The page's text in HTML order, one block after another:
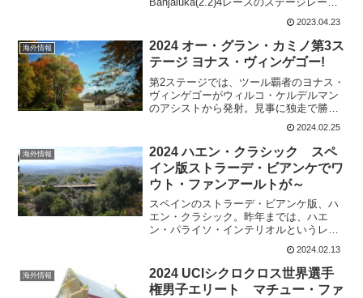
で2クラスのレースだった。このレース
で、ゴール前に恐ろしい光景が目撃され
ている。以下のツイートでは、何も見...
2023.04.23
海外情報
2024 オー・グラン・カミノ第3ス
テージ ヨナス・ヴィンゲゴー!
第2ステージでは、ツール覇者のヨナス・
ヴィンゲゴーがウィルコ・ケルデルマン
のアシストから発射。見事に独走で勝利
した。最後まで、食い下がったのは
INEOS Grenadiersのエガン・ベルナル。
大けがからの復帰で、ついにツール覇者
とタイマ...
2024.02.25
海外情報
2024 ハエン・クラシック スペ
イン版ストラーデ・ビアンケでワ
ウト・ファンアールトが～
スペインのストラーデ・ビアンケ版、ハ
エン・クラシック。昨年までは、ハエ
ン・パライソ・インテリオルというレー
ス名だった。Clásica Jaén(1.1)今年で3回
目の開催でグラベルロードが売りだ。過
去の優勝者 2023 タデイ・ポガチャ
ル...
2024.02.13
海外情報
2024 UCIシクロクロス世界選手
権男子エリート マチュー・ファ